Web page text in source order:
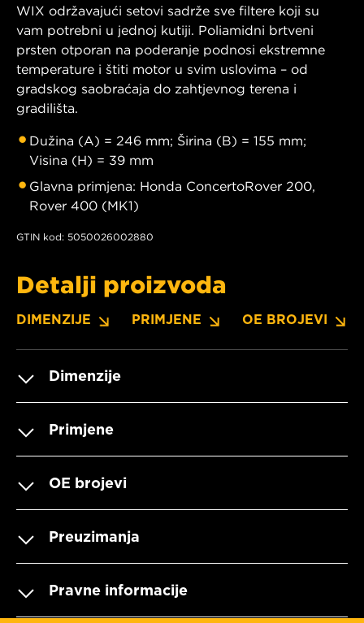
WIX održavajući setovi sadrže sve filtere koji su
vam potrebni u jednoj kutiji. Poliamidni brtveni
prsten otporan na poderanje podnosi ekstremne
temperature i štiti motor u svim uslovima – od
gradskog saobraćaja do zahtjevnog terena i
gradilišta.
Dužina (A) = 246 mm; Širina (B) = 155 mm;
Visina (H) = 39 mm
Glavna primjena: Honda ConcertoRover 200,
Rover 400 (MK1)
GTIN kod: 5050026002880
Detalji proizvoda
DIMENZIJE PRIMJENE OE BROJEVI
Dimenzije
Primjene
OE brojevi
Preuzimanja
Pravne informacije